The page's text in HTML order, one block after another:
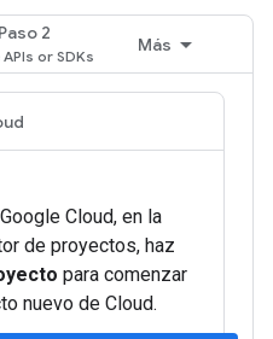
Paso 2
Más
Cloud, en la
de proyectos, haz
para comenzar
nuevo de Cloud.